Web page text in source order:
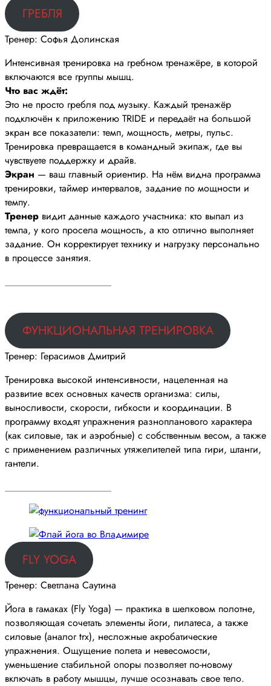
ГРЕБЛЯ
Тренер: Софья Долинская
Интенсивная тренировка на гребном тренажёре, в которой
включаются все группы мышц.
Что вас ждёт:
Это не просто гребля под музыку. Каждый тренажёр
подключён к приложению TRIDE и передаёт на большой
экран все показатели: темп, мощность, метры, пульс.
Тренировка превращается в командный экипаж, где вы
чувствуете поддержку и драйв.
Экран — ваш главный ориентир. На нём видна программа
тренировки, таймер интервалов, задание по мощности и
темпу.
Тренер видит данные каждого участника: кто выпал из
темпа, у кого просела мощность, а кто отлично выполняет
задание. Он корректирует технику и нагрузку персонально
в процессе занятия.
ФУНКЦИОНАЛЬНАЯ ТРЕНИРОВКА
Тренер: Герасимов Дмитрий
Тренировка высокой интенсивности, нацеленная на
развитие всех основных качеств организма: силы,
выносливости, скорости, гибкости и координации. В
программу входят упражнения разнопланового характера
(как силовые, так и аэробные) с собственным весом, а также
с применением различных утяжелителей типа гири, штанги,
гантели.
FLY YOGA
Тренер: Светлана Саутина
Йога в гамаках (Fly Yoga) — практика в шелковом полотне,
позволяющая сочетать элементы йоги, пилатеса, а также
силовые (аналог trx), несложные акробатические
упражнения. Ощущение полета и невесомости,
уменьшение стабильной опоры позволяет по-новому
включать в работу мышцы, лучше осознавать свое тело.